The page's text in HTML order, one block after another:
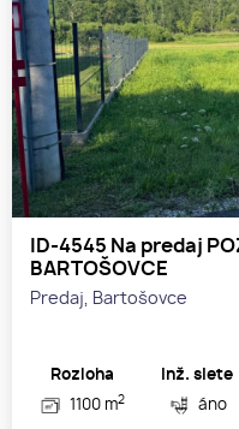
ID-4545 Na predaj
BARTOŠOVCE
Predaj, Bartošovce
Rozloha
1100 m2
Inž. siete
áno